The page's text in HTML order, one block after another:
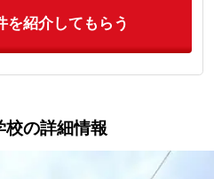
を紹介してもらう
校の詳細情報